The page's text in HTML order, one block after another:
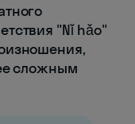
"Nǐ hǎo"
сложным